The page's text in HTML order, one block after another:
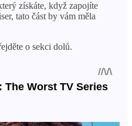
získáte, když zapojíte
tato část by vám měla
o sekci dolů.